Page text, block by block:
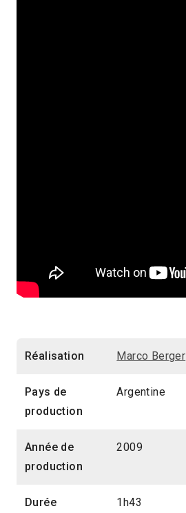
Réalisation Marco Berger
Pays de
production
Argentine
Année de
production
2009
Durée 1h43